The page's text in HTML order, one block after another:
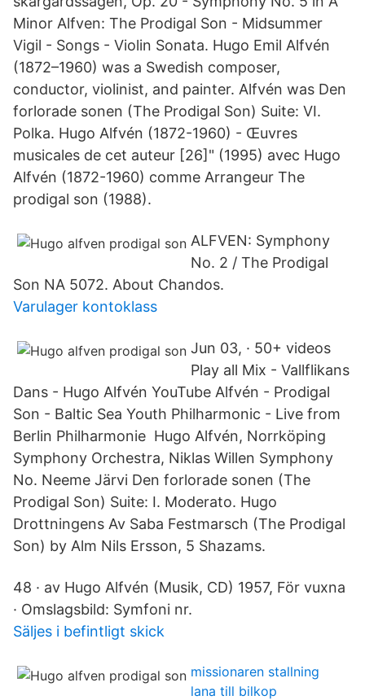
Minor Alfven: The Prodigal Son - Midsummer
Vigil - Songs - Violin Sonata. Hugo Emil Alfvén
(1872–1960) was a Swedish composer,
conductor, violinist, and painter. Alfvén was Den
forlorade sonen (The Prodigal Son) Suite: VI.
Polka. Hugo Alfvén (1872-1960) - Œuvres
musicales de cet auteur [26]" (1995) avec Hugo
Alfvén (1872-1960) comme Arrangeur The
prodigal son (1988).
ALFVEN: Symphony
No. 2 / The Prodigal
Son NA 5072. About Chandos.
Varulager kontoklass
Jun 03, · 50+ videos
Play all Mix - Vallflikans
Dans - Hugo Alfvén YouTube Alfvén - Prodigal
Son - Baltic Sea Youth Philharmonic - Live from
Berlin Philharmonie Hugo Alfvén, Norrköping
Symphony Orchestra, Niklas Willen Symphony
No. Neeme Järvi Den forlorade sonen (The
Prodigal Son) Suite: I. Moderato. Hugo
Drottningens Av Saba Festmarsch (The Prodigal
Son) by Alm Nils Ersson, 5 Shazams.
48 · av Hugo Alfvén (Musik, CD) 1957, För vuxna
· Omslagsbild: Symfoni nr.
Säljes i befintligt skick
missionaren stallning
lana till bilkop